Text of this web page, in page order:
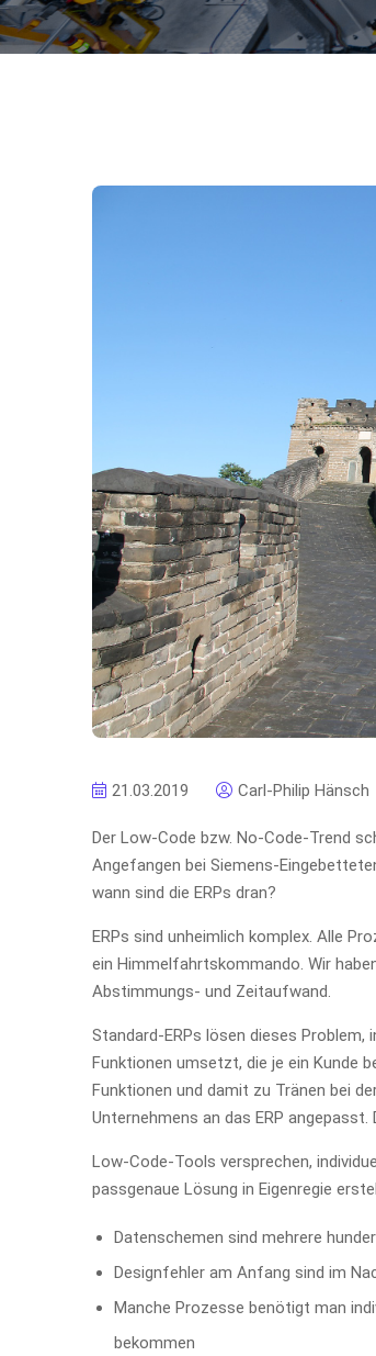
21.03.2019 Carl-Philip Hänsch
Der Low-Code bzw. No-Code-Trend
Angefangen bei Siemens-
wann sind die ERPs dran?
ERPs sind unheimlich komplex. Alle
ein Himmelfahrtskommando. Wir
Abstimmungs- und Zeitaufwand.
Standard-ERPs lösen dieses
Funktionen umsetzt, die je ein Kunde
Funktionen und damit zu Tränen bei
Unternehmens an das ERP
Low-Code-Tools versprechen,
passgenaue Lösung in Eigenregie
Datenschemen sind mehrere
Designfehler am Anfang sind im
Manche Prozesse benötigt man
bekommen